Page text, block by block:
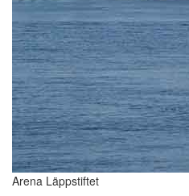
Arena Läppstiftet